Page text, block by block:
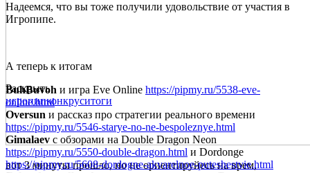
вот 3 минуты прошло, но не ориентируйесь на врем,
Надеемся, что вы тоже получили удовольствие от участия в
Игропипе.
А теперь к итогам
BuhBuvoh и игра Eve Online https://pipmy.ru/5538-eve-
online.html
Oversun и рассказ про стратегии реального времени
https://pipmy.ru/5546-starye-no-ne-bespoleznye.html
Gimalaev с обзорами на Double Dragon Neon
https://pipmy.ru/5550-double-dragon.html и Dordonge
https://pipmy.ru/5608-dordogne-akvarelnoe-puteshestvie.html
Раскрыть
игропипконкруситоги